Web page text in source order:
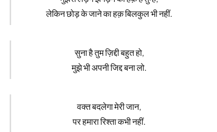
लेकिन छोड़ के जाने का हक़ बिलकुल भी नहीं.
सुना है तुम ज़िद्दी बहुत हो,
मुझे भी अपनी जिद्द बना लो.
वक्त बदलेगा मेरी जान,
पर हमारा रिश्ता कभी नहीं.